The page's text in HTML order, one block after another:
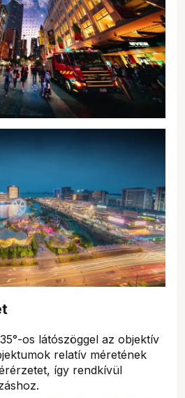
os látószöggel az objektív
relatív méretének
így rendkívül